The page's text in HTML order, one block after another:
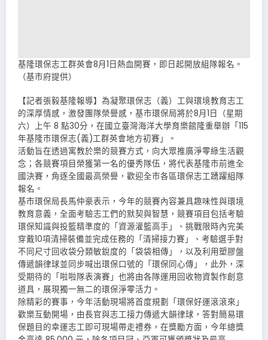
基隆環保志工群英會8月1日熱血開賽，即日起開放組隊報名。
（基市府提供）
【記者張毅基隆報導】為凝聚環保志（義）工與環境教育志工
的深厚情感，激發團隊榮譽感，基市環保局將於8月1日（星期
六）上午 8 點30分，在國立臺灣海洋大學育樂館隆重舉辦「115
年基隆市環保志(義)工群英會地方初賽」。
活動旨在透過寓教於樂的競賽方式，向大眾推廣淨零綠生活觀
念；各競賽項目榮獲第一名的優秀隊伍，將代表基隆市前進全
國決賽，角逐全國最高榮譽，歡迎全市各區環保志工踴躍組隊
報名。
基市環保局長馬仲豪表示，今年的競賽內容兼具趣味性與環境
教育意義，全面考驗志工們的默契與智慧，競賽項目包括考驗
環保知識與投籃精準度的「資源灌籃高手」、挑戰限時內完美
穿戴10項清掃裝備並完成任務的「清掃接力賽」、考驗選手對
不同尺寸回收袋分類敏銳度的「袋袋相傳」，以及利用塑膠盤
傳遞韻律球並同步喊出環保口號的「環保同心傳」，此外，深
受期待的「啦啦隊表演賽」也將由各隊運用回收物資製作創意
道具，展現獨一無二的環保淨零活力。
除精彩的賽事，今年活動現場將首度規劃「環保好運滾滾來」
歡樂互動開場，由長官與志工接力傳遞大韻律球，答對簡易環
保題目的幸運志工即可現場帶走禮券，在獎勵方面，今年總獎